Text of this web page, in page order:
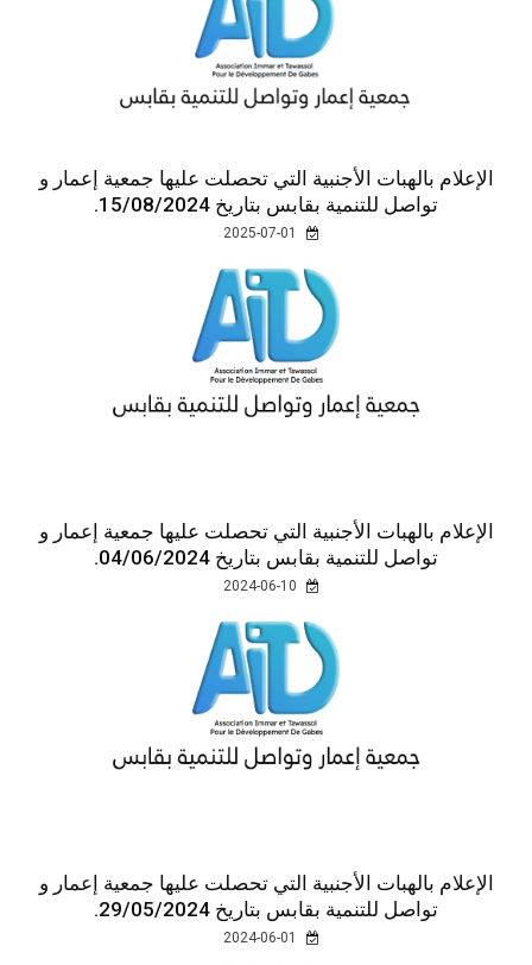
الإعلام بالهبات الأجنبية التي تحصلت عليها جمعية إعمار و
تواصل للتنمية بقابس بتاريخ 15/08/2024.
الإعلام بالهبات الأجنبية التي تحصلت عليها جمعية إعمار و
تواصل للتنمية بقابس بتاريخ 04/06/2024.
الإعلام بالهبات الأجنبية التي تحصلت عليها جمعية إعمار و
تواصل للتنمية بقابس بتاريخ 29/05/2024.